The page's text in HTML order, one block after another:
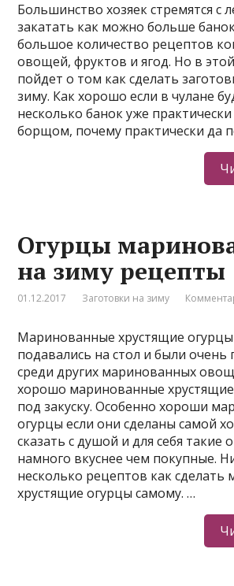
Большинство хозяек стремятся с
закатать как можно больше
большое количество рецептов
овощей, фруктов и ягод. Но в
пойдет о том как сделать
зиму. Как хорошо если в чулане
несколько банок уже
борщом, почему практически да
Огурцы
на зиму рецепты
01.12.2017 Заготовки на зиму
Маринованные хрустящие огурцы
подавались на стол и были очень
среди других маринованных
хорошо маринованные
под закуску. Особенно хороши
огурцы если они сделаны самой
сказать с душой и для себя такие
намного вкуснее чем покупные.
несколько рецептов как
хрустящие огурцы самому. …